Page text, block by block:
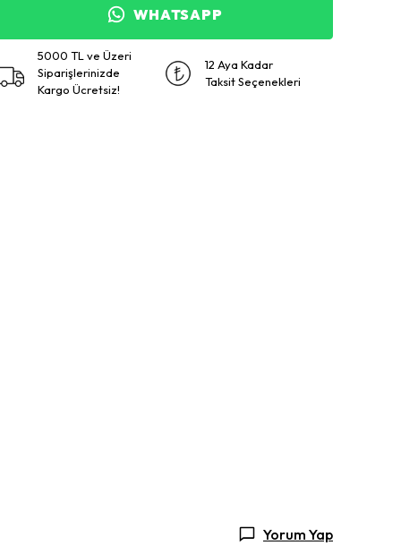
WHATSAPP
5000 TL ve Üzeri
Siparişlerinizde
Kargo Ücretsiz!
12 Aya Kadar
Taksit Seçenekleri
Yorum Yap